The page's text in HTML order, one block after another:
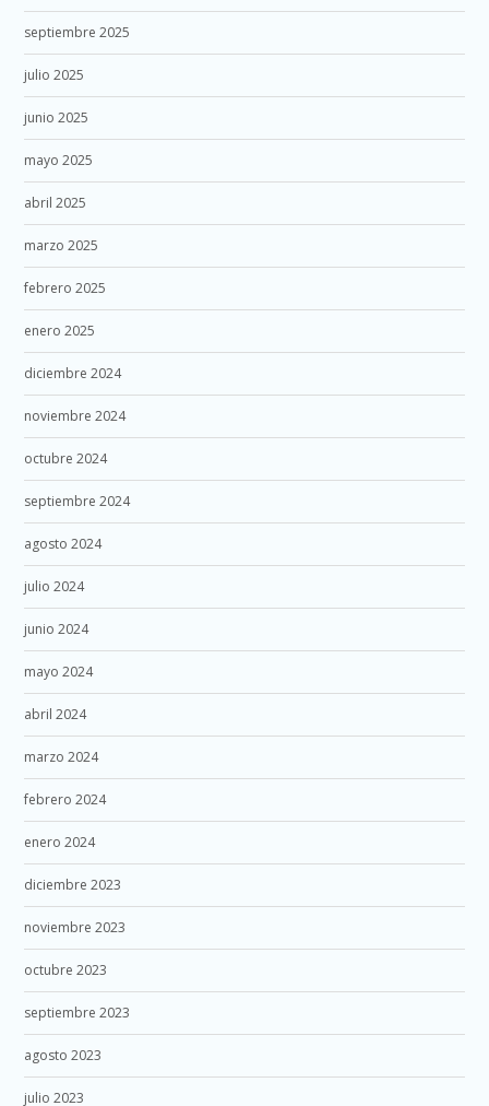
septiembre 2025
julio 2025
junio 2025
mayo 2025
abril 2025
marzo 2025
febrero 2025
enero 2025
diciembre 2024
noviembre 2024
octubre 2024
septiembre 2024
agosto 2024
julio 2024
junio 2024
mayo 2024
abril 2024
marzo 2024
febrero 2024
enero 2024
diciembre 2023
noviembre 2023
octubre 2023
septiembre 2023
agosto 2023
julio 2023